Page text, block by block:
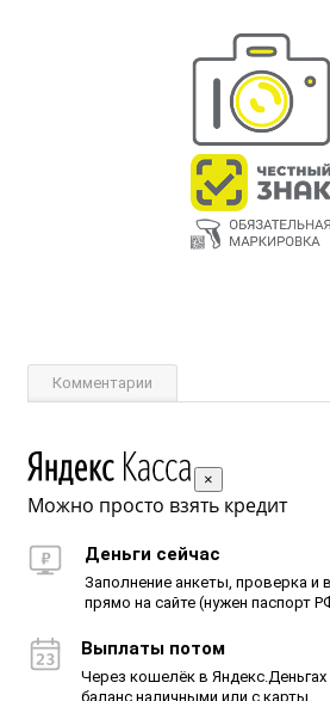
Комментарии
×
Можно просто взять кредит
Деньги сейчас
Заполнение анкеты, проверка и
прямо на сайте (нужен паспорт
Выплаты потом
Через кошелёк в
баланс наличными или с карты